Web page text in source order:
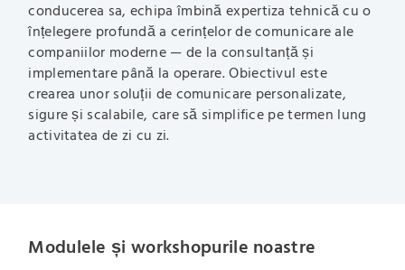
conducerea sa, echipa îmbină expertiza tehnică cu o
înțelegere profundă a cerințelor de comunicare ale
companiilor moderne — de la consultanță și
implementare până la operare. Obiectivul este
crearea unor soluții de comunicare personalizate,
sigure și scalabile, care să simplifice pe termen lung
activitatea de zi cu zi.
Modulele și workshopurile noastre